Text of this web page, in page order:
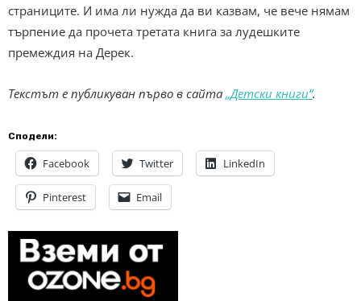
страниците. И има ли нужда да ви казвам, че вече нямам
търпение да прочета третата книга за лудешките
премеждия на Дерек.
Текстът е публикуван първо в сайта „Детски книги“.
Сподели:
Facebook Twitter LinkedIn
Pinterest Email